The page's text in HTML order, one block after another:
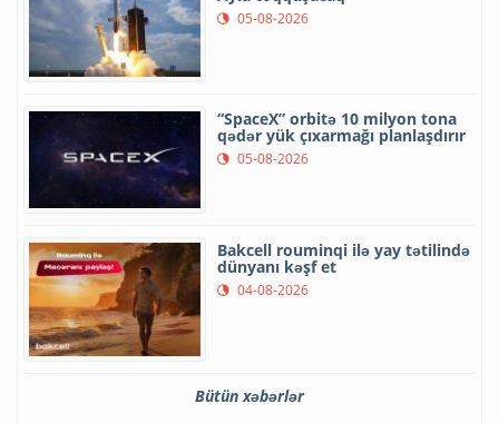
05-08-2026
“SpaceX” orbitə 10 milyon tona
qədər yük çıxarmağı planlaşdırır
05-08-2026
Bakcell rouminqi ilə yay tətilində
dünyanı kəşf et
04-08-2026
Bütün xəbərlər